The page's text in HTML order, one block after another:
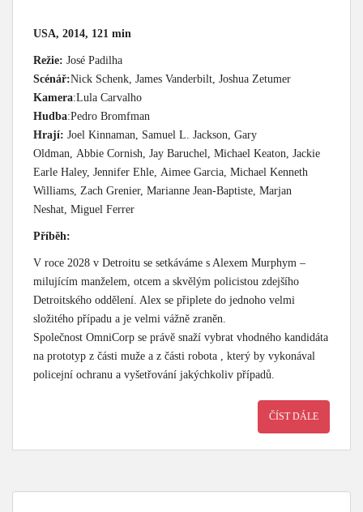
USA, 2014, 121 min
Režie: José Padilha
Scénář:Nick Schenk, James Vanderbilt, Joshua Zetumer
Kamera:Lula Carvalho
Hudba:Pedro Bromfman
Hrají: Joel Kinnaman, Samuel L. Jackson, Gary
Oldman, Abbie Cornish, Jay Baruchel, Michael Keaton, Jackie
Earle Haley, Jennifer Ehle, Aimee Garcia, Michael Kenneth
Williams, Zach Grenier, Marianne Jean-Baptiste, Marjan
Neshat, Miguel Ferrer
Příběh:
V roce 2028 v Detroitu se setkáváme s Alexem Murphym –
milujícím manželem, otcem a skvělým policistou zdejšího
Detroitského oddělení. Alex se připlete do jednoho velmi
složitého případu a je velmi vážně zraněn.
Společnost OmniCorp se právě snaží vybrat vhodného kandidáta
na prototyp z části muže a z části robota , který by vykonával
policejní ochranu a vyšetřování jakýchkoliv případů.
ČÍST DÁLE